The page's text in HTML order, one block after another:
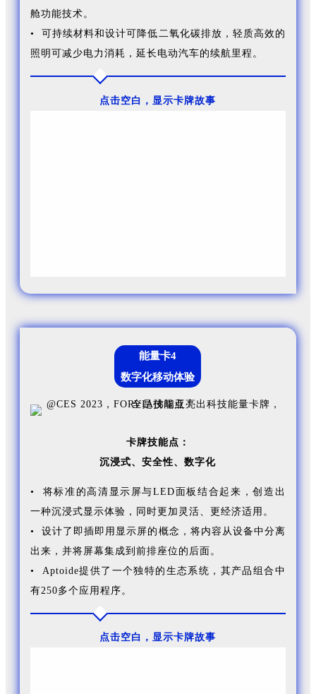
舱功能技术。
• 可持续材料和设计可降低二氧化碳排放，轻质高效的
照明可减少电力消耗，延长电动汽车的续航里程。
点击空白，显示卡牌故事
能量卡4
数字化移动体验
卡牌技能点：
沉浸式、安全性、数字化
• 将标准的高清显示屏与LED面板结合起来，创造出
一种沉浸式显示体验，同时更加灵活、更经济适用。
• 设计了即插即用显示屏的概念，将内容从设备中分离
出来，并将屏幕集成到前排座位的后面。
• Aptoide提供了一个独特的生态系统，其产品组合中
有250多个应用程序。
点击空白，显示卡牌故事